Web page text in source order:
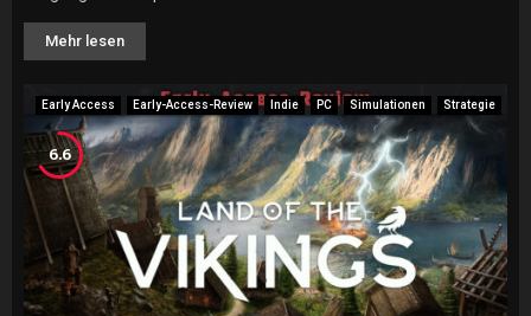
Mehr lesen
Early Access Early-Access-Review Indie PC Simulationen Strategie
6.6